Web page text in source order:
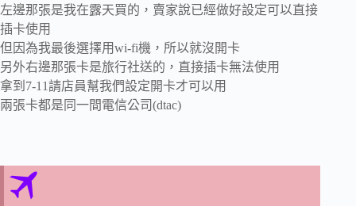
左邊那張是我在露天買的，賣家說已經做好設定可以直接
插卡使用
但因為我最後選擇用wi-fi機，所以就沒開卡
另外右邊那張卡是旅行社送的，直接插卡無法使用
拿到7-11請店員幫我們設定開卡才可以用
兩張卡都是同一間電信公司(dtac)